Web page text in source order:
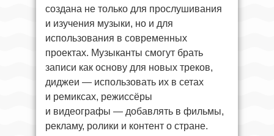
создана не только для прослушивания
и изучения музыки, но и для
использования в современных
проектах. Музыканты смогут брать
записи как основу для новых треков,
диджеи — использовать их в сетах
и ремиксах, режиссёры
и видеографы — добавлять в фильмы,
рекламу, ролики и контент о стране.